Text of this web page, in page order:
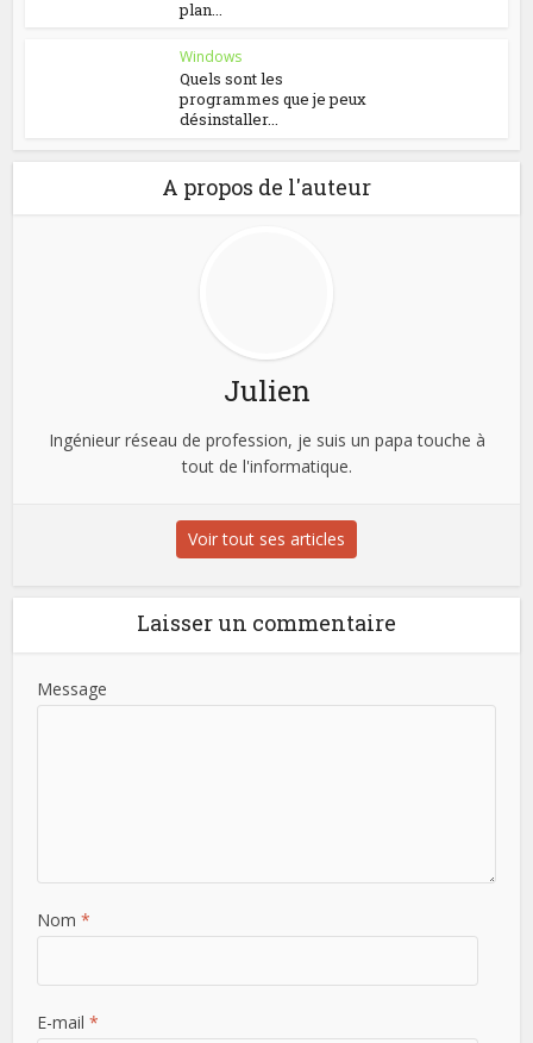
plan...
Windows
Quels sont les
programmes que je peux
désinstaller...
A propos de l'auteur
Julien
Ingénieur réseau de profession, je suis un papa touche à
tout de l'informatique.
Voir tout ses articles
Laisser un commentaire
Message
Nom*
E-mail*